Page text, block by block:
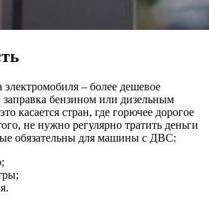
электромобиля – более дешевое
бензином или дизельным
касается стран, где горючее дорогое
не нужно регулярно тратить деньги
обязательны для машины с ДВС: